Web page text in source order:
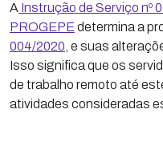
A Instrução de Serviço nº
PROGEPEdetermina a
004/2020 , e suas
Isso significa que os
de trabalho remoto até
atividades consideradas